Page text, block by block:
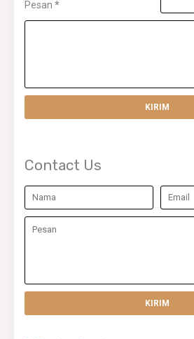
Pesan *
Contact Us